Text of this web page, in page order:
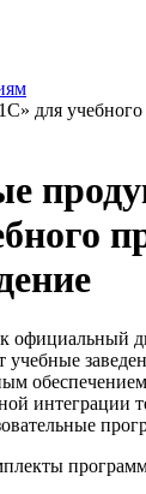
для учебного
официальный
интеграции